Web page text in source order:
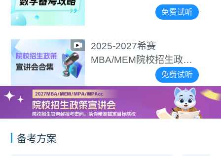
免费试听
2025-2027希赛
MBA/MEM院校招生政策
免费试听
备考方案